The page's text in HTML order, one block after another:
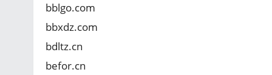
bblgo.com
bbxdz.com
bdltz.cn
befor.cn